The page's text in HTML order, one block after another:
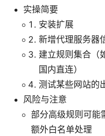
实操简要
安装扩展
新增代理服务器
建立规则集合（
国内直连）
测试某些网站的
风险与注意
部分高级规则可能
额外白名单处理